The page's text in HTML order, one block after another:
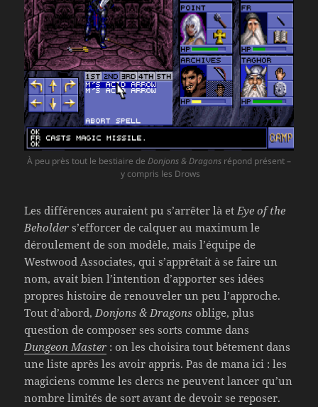
À peu près tout le bestiaire de Donjons & Dragons répond présent –
y compris les Drows
Les différences auraient pu s’arrêter là etEye of the
Beholder s’efforcer de calquer au maximum le
déroulement de son modèle, mais l’équipe de
Westwood Associates, qui s’apprêtait à se faire un
nom, avait bien l’intention d’apporter ses idées
propres histoire de renouveler un peu l’approche.
Tout d’abord,Donjons & Dragons oblige, plus
question de composer ses sorts comme dans
Dungeon Master : on les choisira tout bêtement dans
une liste après les avoir appris. Pas de mana ici : les
magiciens comme les clercs ne peuvent lancer qu’un
nombre limités de sort avant de devoir se reposer.